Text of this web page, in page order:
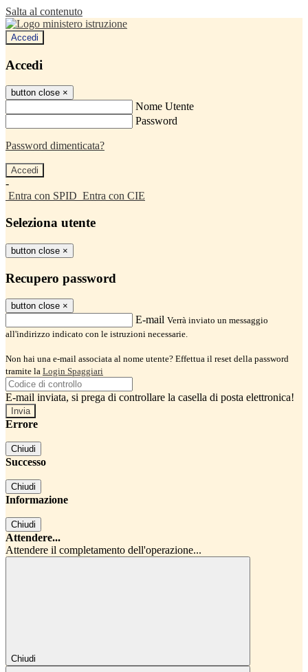
Salta al contenuto
Accedi
Accedi
button close ×
Nome Utente
Password
Password dimenticata?
-
Entra con SPID Entra con CIE
Seleziona utente
button close ×
Recupero password
button close ×
E-mail Verrà inviato un messaggio
all'indirizzo indicato con le istruzioni necessarie.
Non hai una e-mail associata al nome utente? Effettua il reset della password
tramite la Login Spaggiari
E-mail inviata, si prega di controllare la casella di posta elettronica!
Errore
Chiudi
Successo
Chiudi
Informazione
Chiudi
Attendere...
Attendere il completamento dell'operazione...
Chiudi